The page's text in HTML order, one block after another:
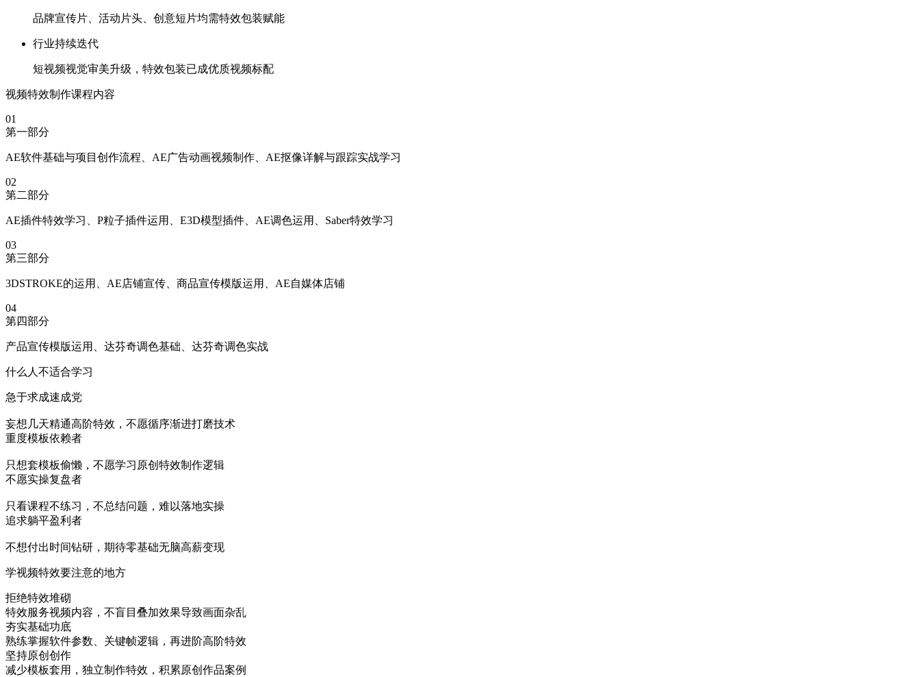
品牌宣传片、活动片头、创意短片均需特效包装赋能
行业持续迭代
短视频视觉审美升级，特效包装已成优质视频标配
视频特效制作课程内容
01
第一部分
AE软件基础与项目创作流程、AE广告动画视频制作、AE抠像详解与跟踪实战学习
02
第二部分
AE插件特效学习、P粒子插件运用、E3D模型插件、AE调色运用、Saber特效学习
03
第三部分
3DSTROKE的运用、AE店铺宣传、商品宣传模版运用、AE自媒体店铺
04
第四部分
产品宣传模版运用、达芬奇调色基础、达芬奇调色实战
什么人不适合学习
急于求成速成党
妄想几天精通高阶特效，不愿循序渐进打磨技术
重度模板依赖者
只想套模板偷懒，不愿学习原创特效制作逻辑
不愿实操复盘者
只看课程不练习，不总结问题，难以落地实操
追求躺平盈利者
不想付出时间钻研，期待零基础无脑高薪变现
学视频特效要注意的地方
拒绝特效堆砌
特效服务视频内容，不盲目叠加效果导致画面杂乱
夯实基础功底
熟练掌握软件参数、关键帧逻辑，再进阶高阶特效
坚持原创创作
减少模板套用，独立制作特效，积累原创作品案例